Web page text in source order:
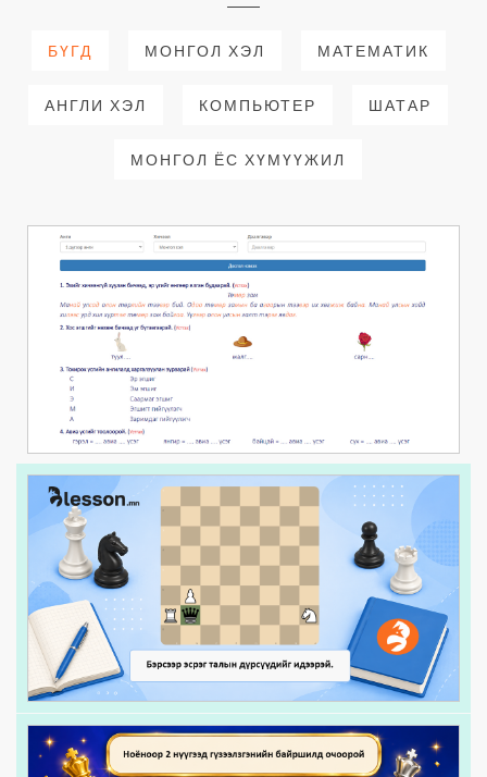
БҮГД МОНГОЛ ХЭЛ МАТЕМАТИК
АНГЛИ ХЭЛ КОМПЬЮТЕР ШАТАР
МОНГОЛ ЁС ХҮМҮҮЖИЛ